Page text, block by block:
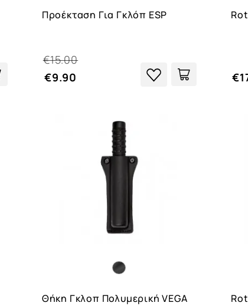
Προέκταση Για Γκλόπ ESP
€9.90
€15.00
Θήκη Γκλοπ Πολυμερική VEGA